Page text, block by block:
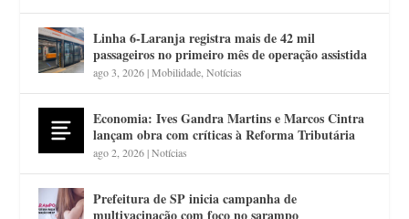
Linha 6-Laranja registra mais de 42 mil
passageiros no primeiro mês de operação assistida
ago 3, 2026|Mobilidade ,Notícias
Economia: Ives Gandra Martins e Marcos Cintra
lançam obra com críticas à Reforma Tributária
ago 2, 2026|Notícias
Prefeitura de SP inicia campanha de
multivacinação com foco no sarampo